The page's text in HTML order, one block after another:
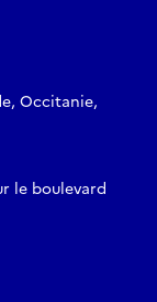
Occitanie,
le boulevard